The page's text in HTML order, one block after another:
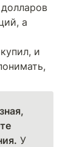
а
и
зная,
У